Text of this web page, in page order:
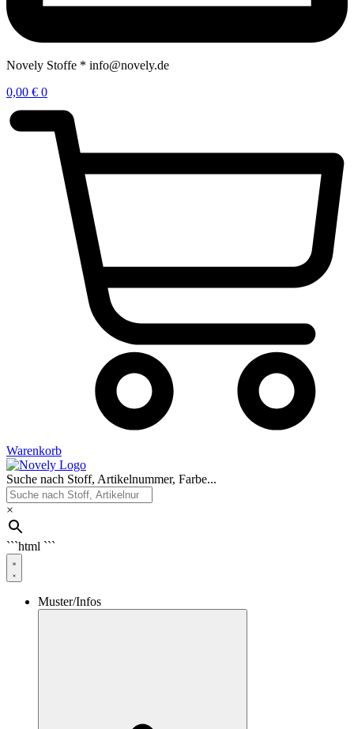
Novely Stoffe * info@novely.de
0,00 € 0
Warenkorb
Suche nach Stoff, Artikelnummer, Farbe...
×
```html ```
Muster/Infos